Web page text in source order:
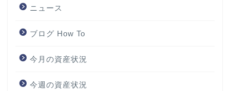
ニュース
ブログ How To
今月の資産状況
今週の資産状況